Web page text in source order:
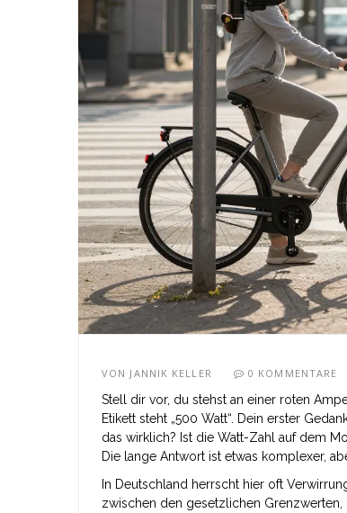
VON JANNIK KELLER 0 KOMMENTARE
Stell dir vor, du stehst an einer roten
Etikett steht „500 Watt“. Dein erster
das wirklich? Ist die Watt-Zahl auf dem
Die lange Antwort ist etwas komplexer,
In Deutschland herrscht hier oft
zwischen den gesetzlichen